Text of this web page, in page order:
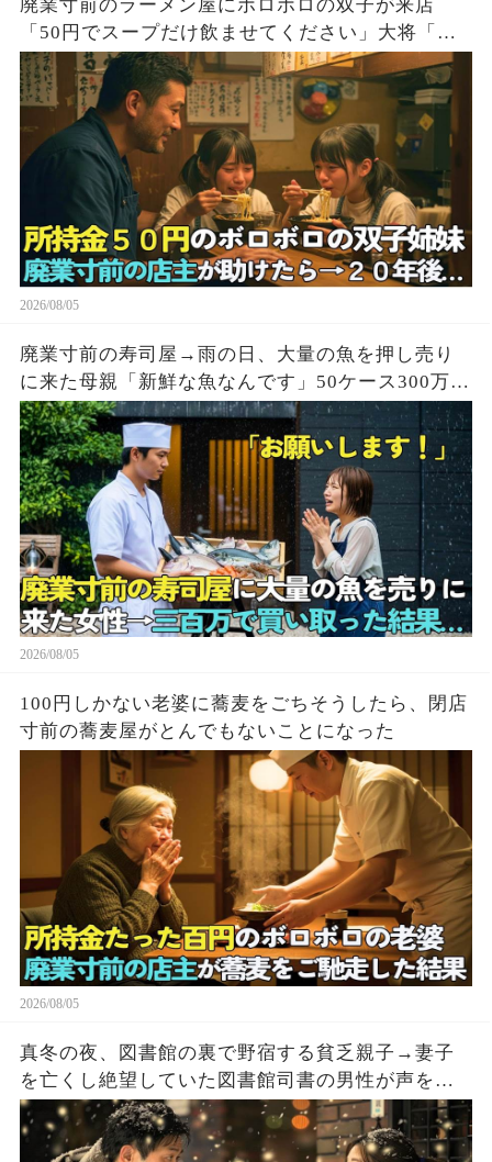
廃業寸前のラーメン屋にボロボロの双子が来店
「50円でスープだけ飲ませてください」大将「大
盛り2つどうぞ！」→20年後、双子「お久しぶりで
す」実はこの子達…
2026/08/05
廃業寸前の寿司屋→雨の日、大量の魚を押し売り
に来た母親「新鮮な魚なんです」50ケース300万円
で買い取った結果
2026/08/05
100円しかない老婆に蕎麦をごちそうしたら、閉店
寸前の蕎麦屋がとんでもないことになった
2026/08/05
真冬の夜、図書館の裏で野宿する貧乏親子→妻子
を亡くし絶望していた図書館司書の男性が声をか
けた結果…